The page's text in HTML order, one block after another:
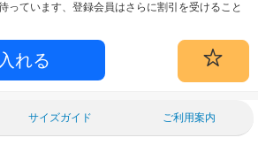
っています、登録会員はさらに割引を受けること
サイズガイド ご利用案内